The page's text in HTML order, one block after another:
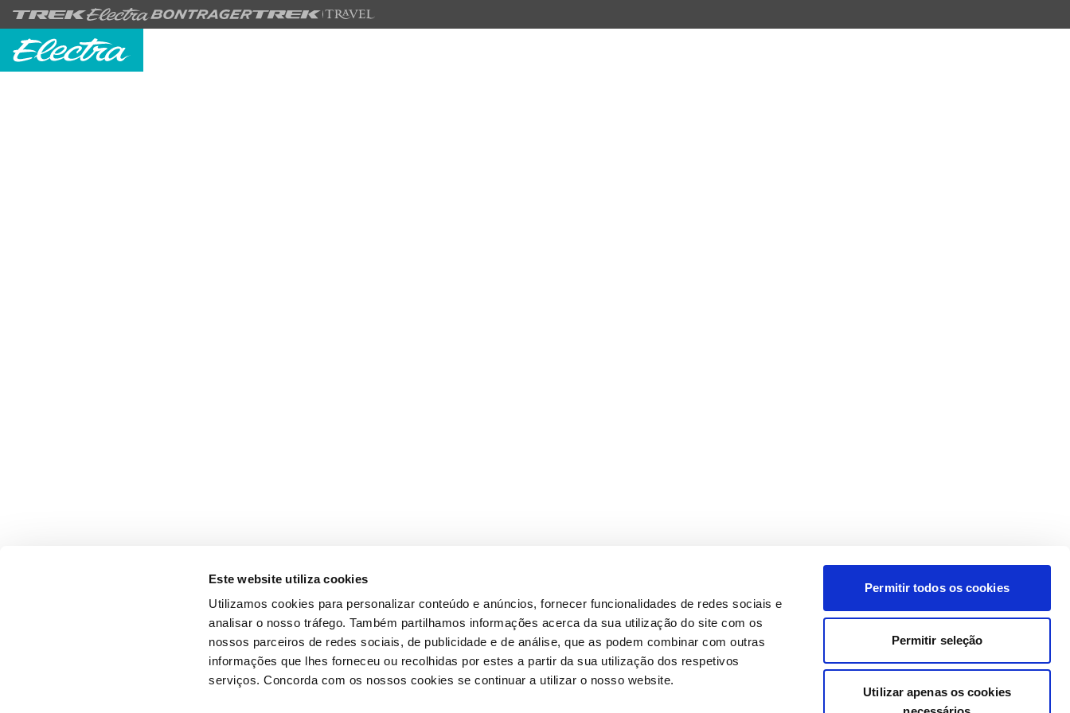
Este website utiliza cookies
Utilizamos cookies para personalizar conteúdo e anúncios, fornecer funcionalidades de redes sociais e
analisar o nosso tráfego. Também partilhamos informações acerca da sua utilização do site com os
nossos parceiros de redes sociais, de publicidade e de análise, que as podem combinar com outras
informações que lhes forneceu ou recolhidas por estes a partir da sua utilização dos respetivos
serviços. Concorda com os nossos cookies se continuar a utilizar o nosso website.
Permitir todos os cookies
Permitir seleção
Utilizar apenas os cookies